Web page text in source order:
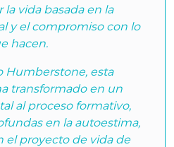
vida basada en la
y el compromiso con lo
hacen.
Humberstone, esta
transformado en un
al proceso formativo,
en la autoestima,
el proyecto de vida de